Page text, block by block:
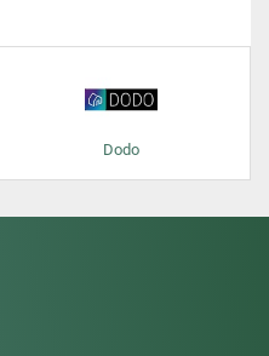
Dodo